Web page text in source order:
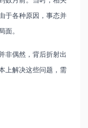
于各种原因，事态并
。
非偶然，背后折射出
上解决这些问题，需